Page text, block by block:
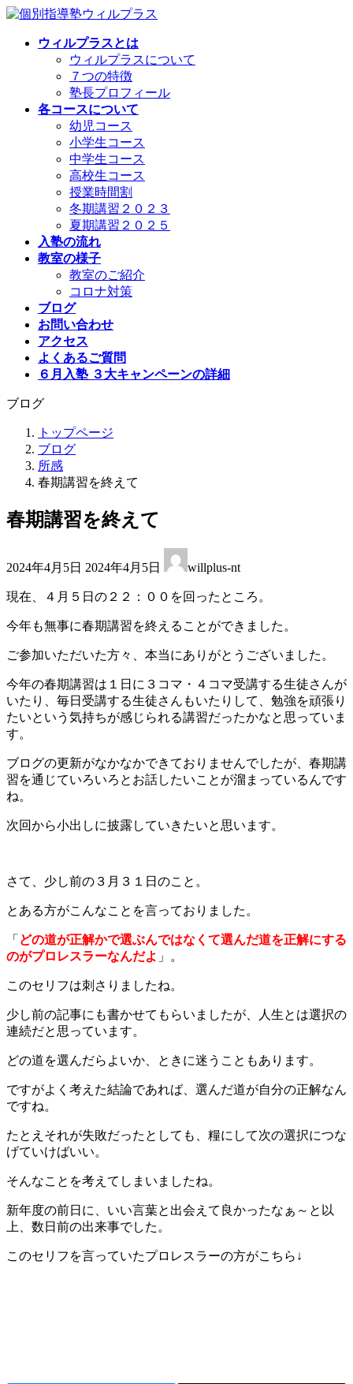
コ
ナ
ウィルプラスとは
ウィルプラスについて
７つの特徴
塾長プロフィール
各コースについて
幼児コース
小学生コース
中学生コース
高校生コース
授業時間割
冬期講習２０２３
夏期講習２０２５
入塾の流れ
教室の様子
教室のご紹介
コロナ対策
ブログ
お問い合わせ
アクセス
よくあるご質問
６月入塾 ３大キャンペーンの詳細
ブログ
トップページ
ブログ
所感
春期講習を終えて
春期講習を終えて
2024年4月5日 終
更
新
日
:
2024年4月5日 willplus-nt
現在、４月５日の２２：００を回ったところ。
今年も無事に春期講習を終えることができました。
ご参加いただいた方々、本当にありがとうございました。
今年の春期講習は１日に３コマ・４コマ受講する生徒さんが
いたり、毎日受講する生徒さんもいたりして、勉強を頑張り
たいという気持ちが感じられる講習だったかなと思っていま
す。
ブログの更新がなかなかできておりませんでしたが、春期講
習を通じていろいろとお話したいことが溜まっているんです
ね。
次回から小出しに披露していきたいと思います。
さて、少し前の３月３１日のこと。
とある方がこんなことを言っておりました。
「 どの道が正解かで選ぶんではなくて選んだ道を正解にする
のがプロレスラーなんだよ 」。
このセリフは刺さりましたね。
少し前の記事にも書かせてもらいましたが、人生とは選択の
連続だと思っています。
どの道を選んだらよいか、ときに迷うこともあります。
ですがよく考えた結論であれば、選んだ道が自分の正解なん
ですね。
たとえそれが失敗だったとしても、糧にして次の選択につな
げていけばいい。
そんなことを考えてしまいましたね。
新年度の前日に、いい言葉と出会えて良かったなぁ～と以
上、数日前の出来事でした。
このセリフを言っていたプロレスラーの方がこちら↓